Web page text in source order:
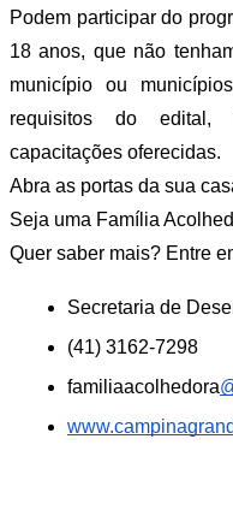
Podem participar do
18 anos, que não
município ou
requisitos do edital,
capacitações oferecidas.
Abra as portas da sua
Seja uma Família
Quer saber mais? Entre
Secretaria de
(41) 3162-7298
familiaacolhedora